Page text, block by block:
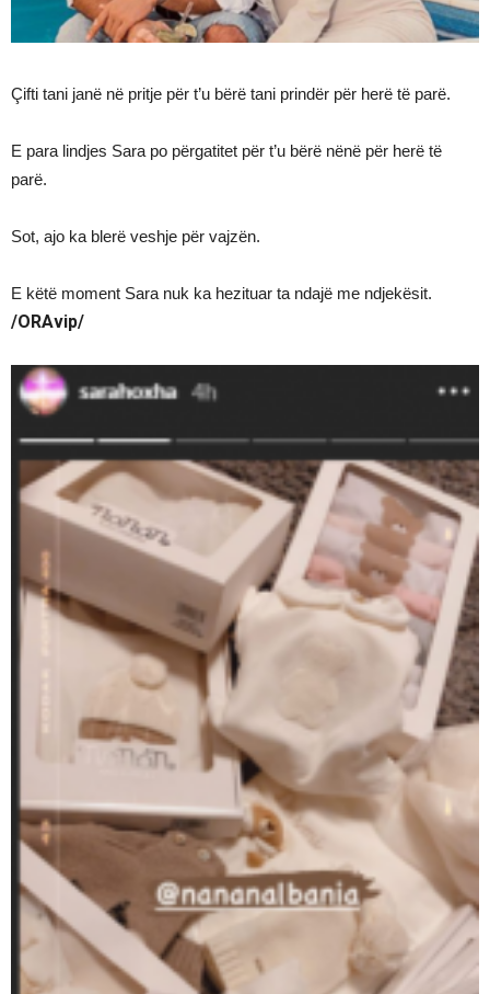
Çifti tani janë në pritje për t’u bërë tani prindër për herë të parë.
E para lindjes Sara po përgatitet për t’u bërë nënë për herë të
parë.
Sot, ajo ka blerë veshje për vajzën.
E këtë moment Sara nuk ka hezituar ta ndajë me ndjekësit.
/ORAvip/